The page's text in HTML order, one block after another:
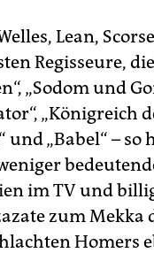
Lean,
Regisseure,
„Sodom und
„Königreich
„Babel“ – so
im TV und
zum Mekka
Homers